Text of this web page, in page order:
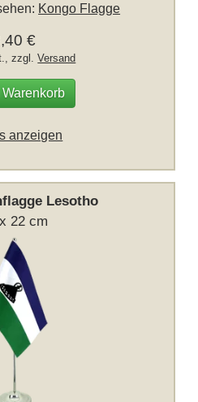
Kongo Flagge
€
zzgl.Versand
Warenkorb
anzeigen
Lesotho
22 cm